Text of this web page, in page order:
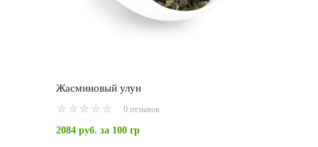
Жасминовый улун
0 отзывов
2084 руб. за 100 гр